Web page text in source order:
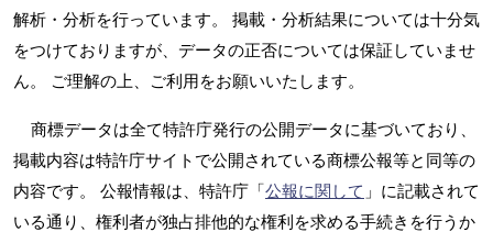
解析・分析を行っています。 掲載・分析結果については十分気
をつけておりますが、データの正否については保証していませ
ん。 ご理解の上、ご利用をお願いいたします。
商標データは全て特許庁発行の公開データに基づいており、
掲載内容は特許庁サイトで公開されている商標公報等と同等の
内容です。 公報情報は、特許庁「公報に関して 」に記載されて
いる通り、権利者が独占排他的な権利を求める手続きを行うか